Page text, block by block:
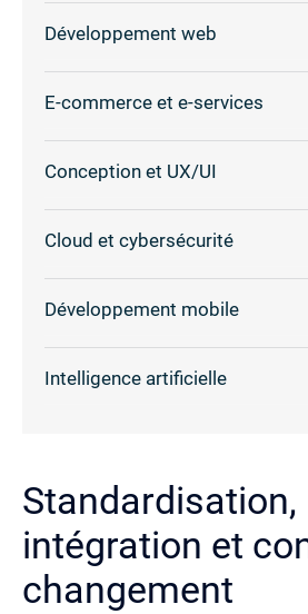
Développement web
E-commerce et e-services
Conception et UX/UI
Cloud et cybersécurité
Développement mobile
Intelligence artificielle
Standardisation,
intégration et
changement